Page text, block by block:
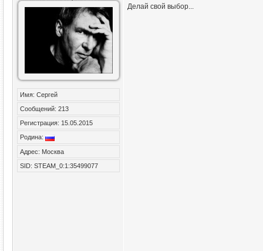
Имя: Сергей
Сообщений: 213
Регистрация: 15.05.2015
Родина:
Адрес: Москва
SID: STEAM_0:1:35499077
Делай свой выбор...